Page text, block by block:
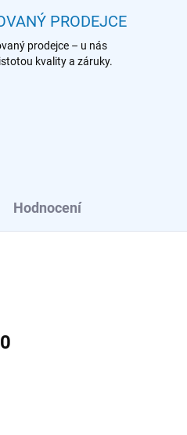
PRODEJCE
prodejce – u nás
kvality a záruky.
Hodnocení